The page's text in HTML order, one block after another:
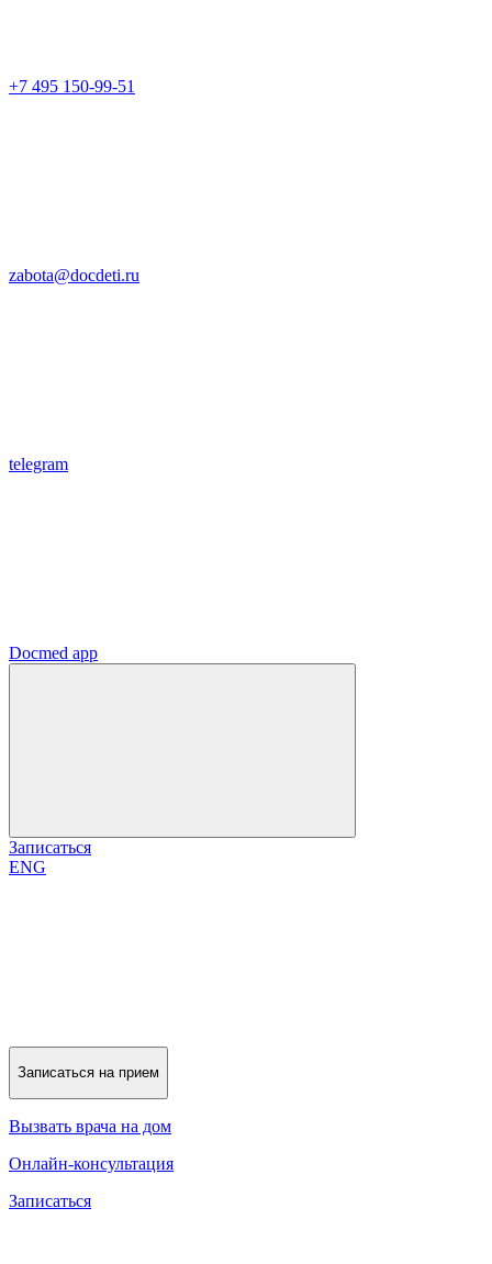
+7 495 150-99-51
zabota@docdeti.ru
telegram
Docmed app
Записаться
ENG
Записаться на прием
Вызвать врача на дом
Онлайн-консультация
Записаться